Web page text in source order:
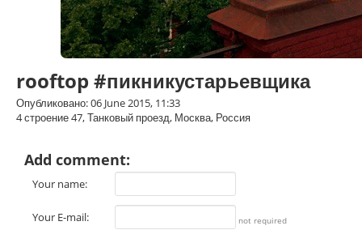
rooftop #пикникустарьевщика
Опубликовано: 06 June 2015, 11:33
4 строение 47, Танковый проезд, Москва, Россия
Add comment:
Your name:
Your E-mail: not required